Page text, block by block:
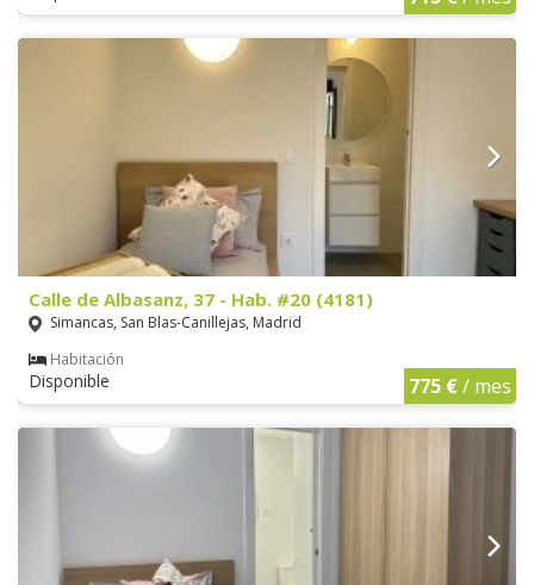
Calle de Albasanz, 37 - Hab. #20 (4181)
Simancas, San Blas-Canillejas, Madrid
Habitación
Disponible 775 €/ mes